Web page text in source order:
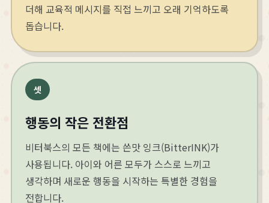
더해 교육적 메시지를 직접 느끼고 오래 기억하도록
돕습니다.
셋
행동의 작은 전환점
비터북스의 모든 책에는 쓴맛 잉크(BitterINK)가
사용됩니다. 아이와 어른 모두가 스스로 느끼고
생각하며 새로운 행동을 시작하는 특별한 경험을
전합니다.